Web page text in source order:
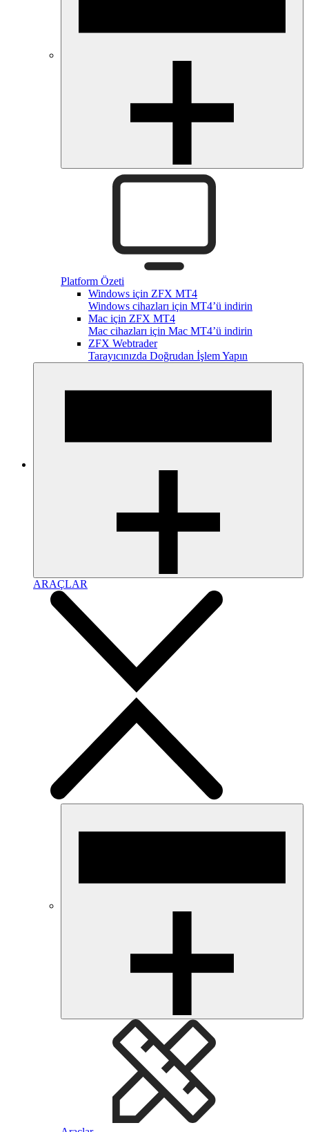
Platform Özeti
Windows için ZFX MT4
Windows cihazları için MT4’ü indirin
Mac için ZFX MT4
Mac cihazları için Mac MT4’ü indirin
ZFX Webtrader
Tarayıcınızda Doğrudan İşlem Yapın
ARAÇLAR